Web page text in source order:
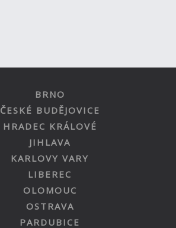
BRNO
ČESKÉ BUDĚJOVICE
HRADEC KRÁLOVÉ
JIHLAVA
KARLOVY VARY
LIBEREC
OLOMOUC
OSTRAVA
PARDUBICE